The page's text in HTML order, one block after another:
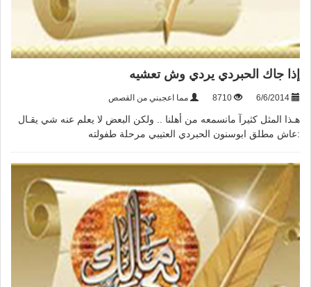
إذا جاك الحبردي يردي وش تعشيه
8710 مما اعجبني من القصص
هـذا المثل كثيرآ مانسمعه من أهلنا .. ولكن البعض لا يعلم عنه شي يقـال
:عاش مطلق ابوسنون الحبردي العتيبي مرحلة طفولته